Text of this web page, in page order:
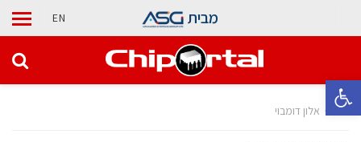
פתח סרגל נגישות
מבית EN
בית אלון דומבוי